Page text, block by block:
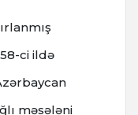
ci ildə
məsələni